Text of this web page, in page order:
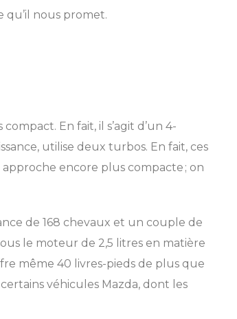
qu’il nous promet.
En fait, il s’agit d’un 4-
utilise deux turbos. En fait, ces
encore plus compacte ; on
de 168 chevaux et un couple de
le moteur de 2,5 litres en matière
même 40 livres-pieds de plus que
véhicules Mazda, dont les
SHERBROOKE
ST-HYACINTHE
DRUMMONDVILLE
VICTORIAVILLE